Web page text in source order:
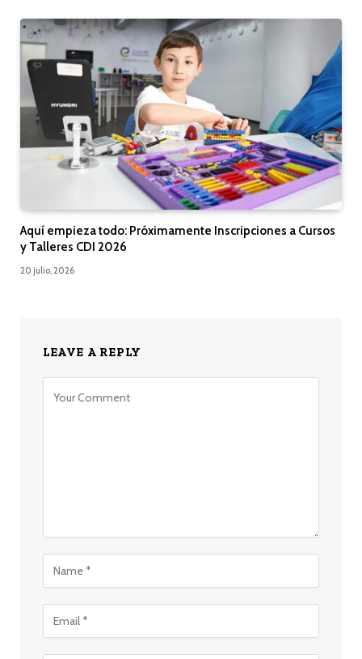
Aquí empieza todo: Próximamente Inscripciones a Cursos
y Talleres CDI 2026
20 julio, 2026
LEAVE A REPLY